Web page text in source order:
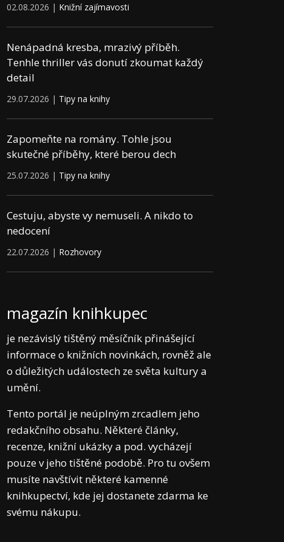
02.08.2026 | Knižní zajímavosti
Nenápadná kresba, mrazivý příběh.
Tenhle thriller vás donutí zkoumat každý
detail
29.07.2026 | Tipy na knihy
Zapomeňte na romány. Tohle jsou
skutečné příběhy, které berou dech
25.07.2026 | Tipy na knihy
Cestuju, abyste vy nemuseli. A nikdo to
nedocení
22.07.2026 | Rozhovory
magazín knihkupec
je nezávislý tištěný měsíčník přinášející
informace o knižních novinkách, rovněž ale
o důležitých událostech ze světa kultury a
umění.
Tento portál je neúplným zrcadlem jeho
redakčního obsahu. Některé články,
recenze, knižní ukázky a pod. vycházejí
pouze v jeho tištěné podobě. Pro tu ovšem
musíte navštívit některé kamenné
knihkupectví, kde jej dostanete zdarma ke
svému nákupu.